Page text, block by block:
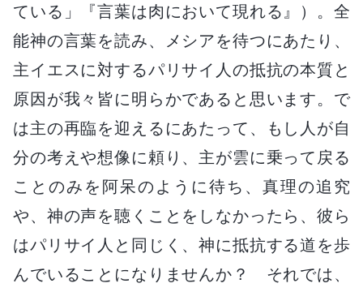
ている」『言葉は肉において現れる』）。全
能神の言葉を読み、メシアを待つにあたり、
主イエスに対するパリサイ人の抵抗の本質と
原因が我々皆に明らかであると思います。で
は主の再臨を迎えるにあたって、もし人が自
分の考えや想像に頼り、主が雲に乗って戻る
ことのみを阿呆のように待ち、真理の追究
や、神の声を聴くことをしなかったら、彼ら
はパリサイ人と同じく、神に抵抗する道を歩
んでいることになりませんか？ それでは、